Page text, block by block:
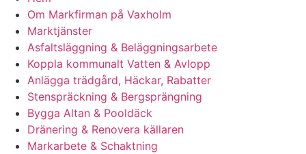
Om Markfirman på Vaxholm
Marktjänster
Asfaltsläggning & Beläggningsarbete
Koppla kommunalt Vatten & Avlopp
Anlägga trädgård, Häckar, Rabatter
Stenspräckning & Bergsprängning
Bygga Altan & Pooldäck
Dränering & Renovera källaren
Markarbete & Schaktning